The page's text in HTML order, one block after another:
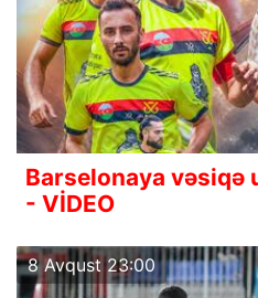
Barselonaya vəsiqə
- VİDEO
8 Avqust 23:00